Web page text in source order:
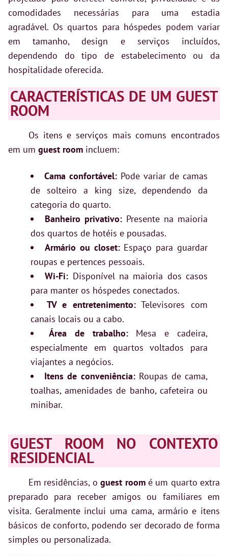
comodidades necessárias para uma estadia
agradável. Os quartos para hóspedes podem variar
em tamanho, design e serviços incluídos,
dependendo do tipo de estabelecimento ou da
hospitalidade oferecida.
CARACTERÍSTICAS DE UM GUEST
ROOM
Os itens e serviços mais comuns encontrados
em um guest room incluem:
Cama confortável: Pode variar de camas
de solteiro a king size, dependendo da
categoria do quarto.
Banheiro privativo: Presente na maioria
dos quartos de hotéis e pousadas.
Armário ou closet:Espaço para guardar
roupas e pertences pessoais.
Wi-Fi: Disponível na maioria dos casos
para manter os hóspedes conectados.
TV e entretenimento:Televisores com
canais locais ou a cabo.
Área de trabalho:Mesa e cadeira,
especialmente em quartos voltados para
viajantes a negócios.
Itens de conveniência:Roupas de cama,
toalhas, amenidades de banho, cafeteira ou
minibar.
GUEST ROOM NO CONTEXTO
RESIDENCIAL
Em residências, oguest roomé um quarto extra
preparado para receber amigos ou familiares em
visita. Geralmente inclui uma cama, armário e itens
básicos de conforto, podendo ser decorado de forma
simples ou personalizada.